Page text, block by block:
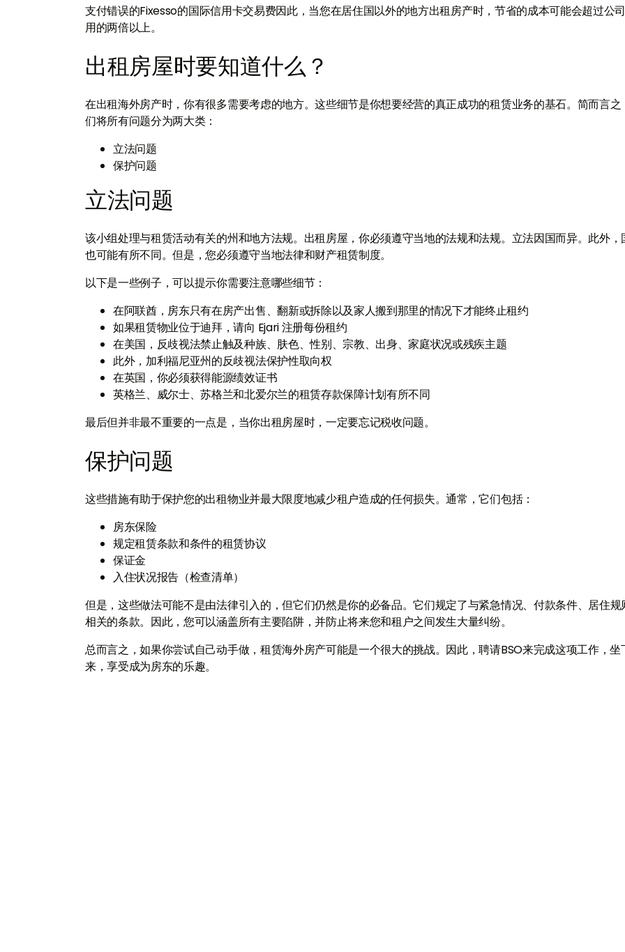
支付错误的Fixesso的国际信用卡交易费因此，当您在居住国以外的地方出租房产时，节省的成本可能会超过公
用的两倍以上。
出租房屋时要知道什么？
在出租海外房产时，你有很多需要考虑的地方。这些细节是你想要经营的真正成功的租赁业务的基石。简而言之
们将所有问题分为两大类：
立法问题
保护问题
立法问题
该小组处理与租赁活动有关的州和地方法规。出租房屋，你必须遵守当地的法规和法规。立法因国而异。此外，
也可能有所不同。但是，您必须遵守当地法律和财产租赁制度。
以下是一些例子，可以提示你需要注意哪些细节：
在阿联酋，房东只有在房产出售、翻新或拆除以及家人搬到那里的情况下才能终止租约
如果租赁物业位于迪拜，请向 Ejari 注册每份租约
在美国，反歧视法禁止触及种族、肤色、性别、宗教、出身、家庭状况或残疾主题
此外，加利福尼亚州的反歧视法保护性取向权
在英国，你必须获得能源绩效证书
英格兰、威尔士、苏格兰和北爱尔兰的租赁存款保障计划有所不同
最后但并非最不重要的一点是，当你出租房屋时，一定要忘记税收问题。
保护问题
这些措施有助于保护您的出租物业并最大限度地减少租户造成的任何损失。通常，它们包括：
房东保险
规定租赁条款和条件的租赁协议
保证金
入住状况报告（检查清单）
但是，这些做法可能不是由法律引入的，但它们仍然是你的必备品。它们规定了与紧急情况、付款条件、居住规
相关的条款。因此，您可以涵盖所有主要陷阱，并防止将来您和租户之间发生大量纠纷。
总而言之，如果你尝试自己动手做，租赁海外房产可能是一个很大的挑战。因此，聘请BSO来完成这项工作，坐
来，享受成为房东的乐趣。